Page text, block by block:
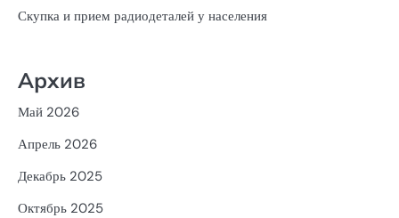
Скупка и прием радиодеталей у населения
Архив
Май 2026
Апрель 2026
Декабрь 2025
Октябрь 2025